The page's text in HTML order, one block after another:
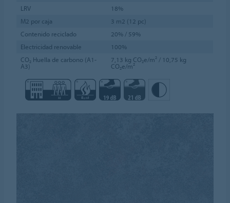
LRV
18%
M2 por caja
3 m2 (12 pc)
Contenido reciclado
20% / 59%
Electricidad renovable
100%
CO₂ Huella de carbono (A1-
A3)
7,13 kg CO₂e/m² / 10,75 kg
CO₂e/m²